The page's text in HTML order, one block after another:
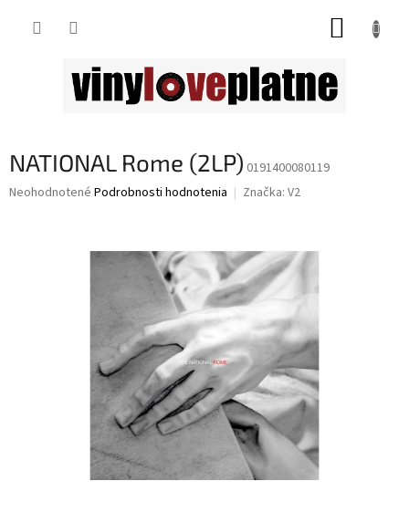
NATIONAL Rome (2LP) 0191400080119
Priemerné
Neohodnotené Podrobnosti hodnotenia Značka: V2